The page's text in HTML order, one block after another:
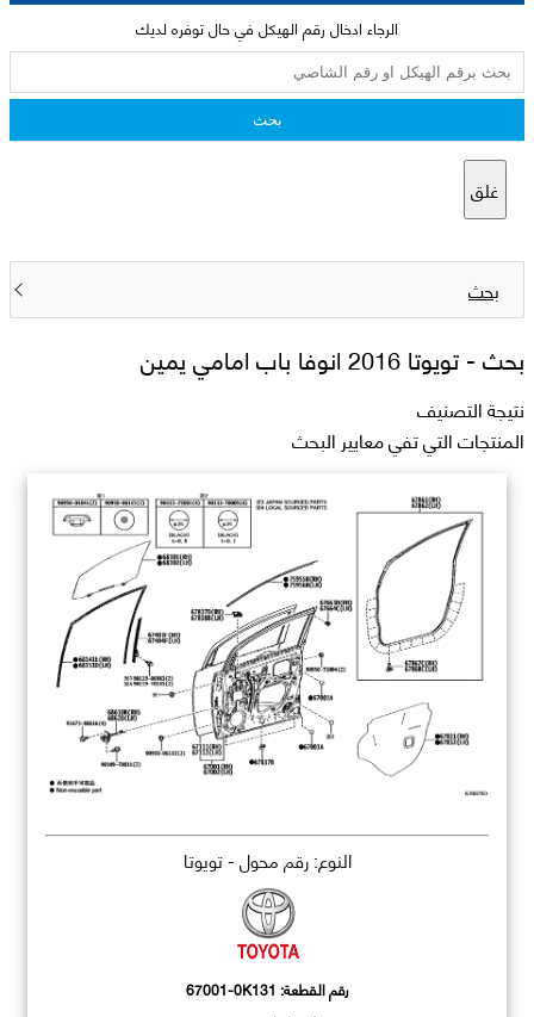
الرجاء ادخال رقم الهيكل في حال توفره لديك
بحث
غلق
بحث
بحث -تويوتا 2016 انوفا باب امامي يمين
نتيجة التصنيف
المنتجات التي تفي معايير البحث
النوع: رقم محول - تويوتا
رقم القطعة: 67001-0K131